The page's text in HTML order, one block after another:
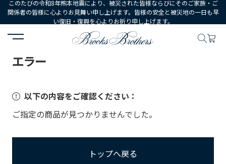
このたびの令和8年熊本地震により、被災された皆様ならびにそのご家族・ご
関係者の皆様に心よりお見舞い申し上げます。皆様の安全と被災地の一日も早
い復旧・復興を心よりお祈り申し上げます。
HOME
エラー
以下の内容をご確認ください：
ご指定の商品が見つかりませんでした。
トップへ戻る